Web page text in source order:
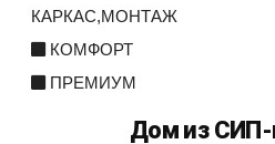
КАРКАС,МОНТАЖ
КОМФОРТ
ПРЕМИУМ
Дом из СИП-